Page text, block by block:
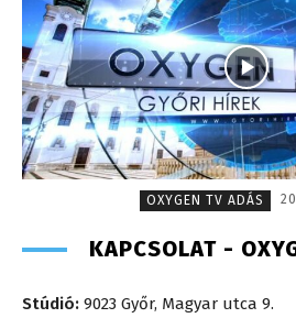
OXYGEN TV ADÁS
KAPCSOLAT -
Stúdió: 9023 Győr, Magyar utca 9.